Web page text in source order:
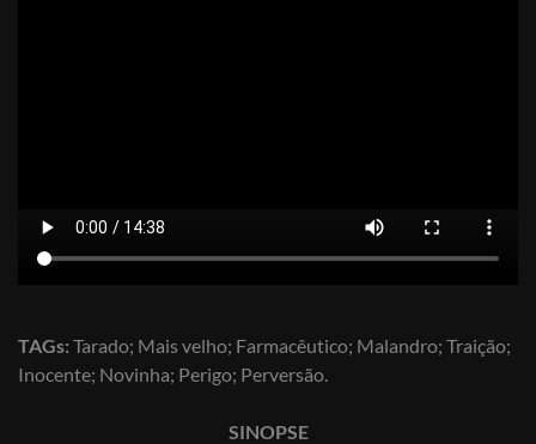
TAGs: Tarado; Mais velho; Farmacêutico; Malandro; Traição;
Inocente; Novinha; Perigo; Perversão.
SINOPSE